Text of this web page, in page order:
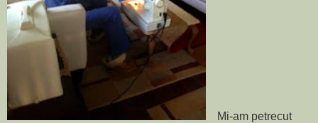
Mi-am petrecut